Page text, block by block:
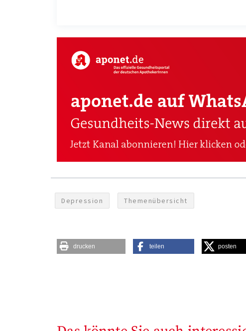
Depression Themenübersicht
drucken teilen posten